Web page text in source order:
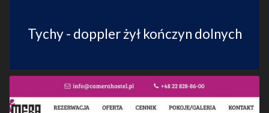
Tychy - doppler żył kończyn dolnych